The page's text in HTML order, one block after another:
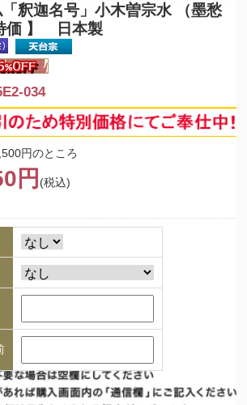
「釈迦名号」小木曽宗水 （墨愁
価 】 日本製
034
円のところ
円 (税込)